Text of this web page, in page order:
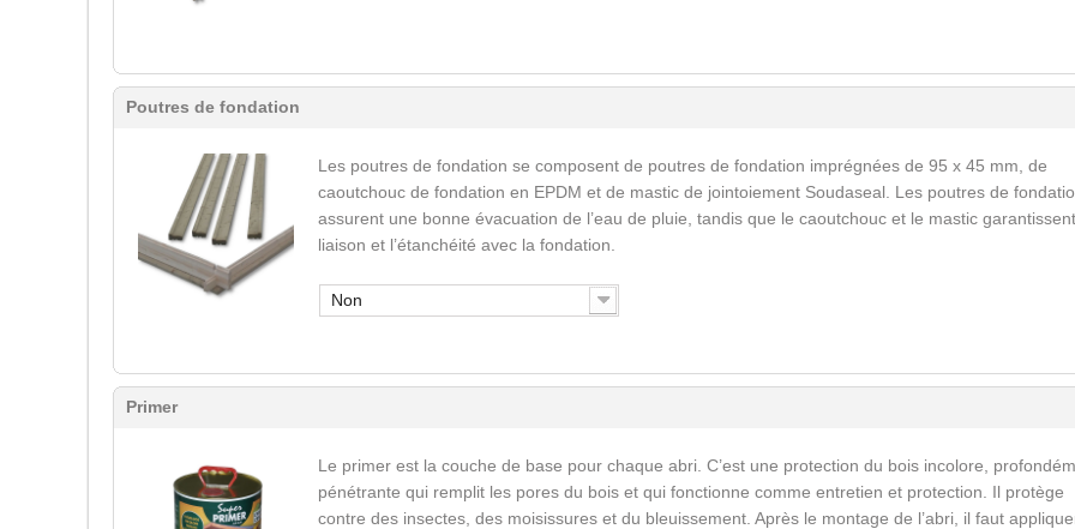
Poutres de fondation
Les poutres de fondation se composent de poutres de fondation imprégnées de 95 x 45 mm, de
caoutchouc de fondation en EPDM et de mastic de jointoiement Soudaseal. Les poutres de
assurent une bonne évacuation de l’eau de pluie, tandis que le caoutchouc et le mastic
liaison et l’étanchéité avec la fondation.
Non
Primer
Le primer est la couche de base pour chaque abri. C’est une protection du bois incolore,
pénétrante qui remplit les pores du bois et qui fonctionne comme entretien et protection. Il protège
contre des insectes, des moisissures et du bleuissement. Après le montage de l’abri, il faut